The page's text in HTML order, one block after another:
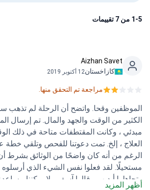
1-5 من 7 تقييمات
Aizhan Savet
كازاخستان12 أكتوبر 2019
مراجعة تم التحقق منها.
الموظفين وقحا. واتضح أن الرحلة لم تذهب
الكثير من الوقت والجهد والمال. تم إرسال
مبدئي ، وكانت المقتطفات متاحة في ذلك
العلاج ، إلخ. تمت دعوتنا للفحص وتلقي خطة
الرغم من أنه كان واضحًا من الوثائق بشرط
مستحيلًا. لقد فعلوا نفس الشيء الذي
وتجاهلوا أيديهم وقالوا آسف ، لا يمكننا
أظهر المزيد